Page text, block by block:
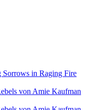
in Raging Fire
von Amie Kaufman